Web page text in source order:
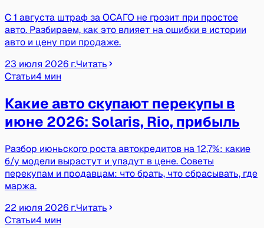
С 1 августа штраф за ОСАГО не грозит при простое
авто. Разбираем, как это влияет на ошибки в истории
авто и цену при продаже.
23 июля 2026 г.Читать
Статьи4 мин
Какие авто скупают перекупы в
июне 2026: Solaris, Rio, прибыль
Разбор июньского роста автокредитов на 12,7%: какие
б/у модели вырастут и упадут в цене. Советы
перекупам и продавцам: что брать, что сбрасывать, где
маржа.
22 июля 2026 г.Читать
Статьи4 мин